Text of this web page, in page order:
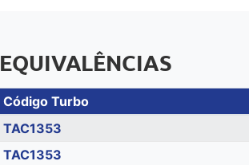
EQUIVALÊNCIAS
Código Turbo
TAC1353
TAC1353